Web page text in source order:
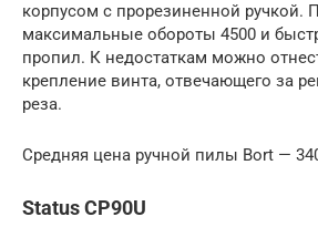
корпусом с прорезиненной ручкой.
максимальные обороты 4500 и
пропил. К недостаткам можно
крепление винта, отвечающего за
реза.
Средняя цена ручной пилы Bort —
Status CP90U